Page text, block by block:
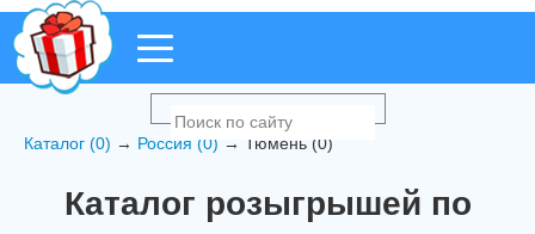
Каталог (0) → Россия (0) → Тюмень (0)
Каталог розыгрышей по